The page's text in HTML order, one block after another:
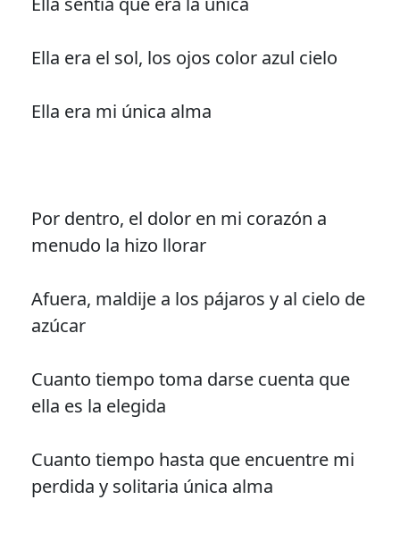
Ella era el sol, los ojos color azul cielo
Ella era mi única alma
Por dentro, el dolor en mi corazón a
menudo la hizo llorar
Afuera, maldije a los pájaros y al cielo de
azúcar
Cuanto tiempo toma darse cuenta que
ella es la elegida
Cuanto tiempo hasta que encuentre mi
perdida y solitaria única alma